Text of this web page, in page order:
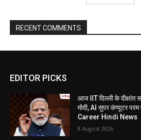
RECENT COMMENTS
EDITOR PICKS
आज IIT दिल्ली के दीक्षांत
मोदी, AI सुपर कंप्यूटर परम
Career Hindi News
8 August 2026